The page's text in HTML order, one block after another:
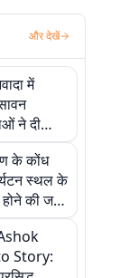
और देखें
में
ने दी
के कोंध
स्थल के
की जगी
देखें पूरी
Story: